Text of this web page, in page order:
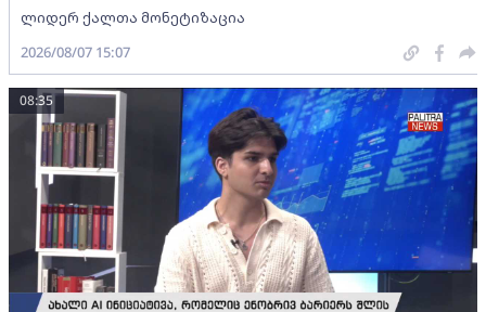
ლიდერ ქალთა მონეტიზაცია
2026/08/07 15:07
08:35